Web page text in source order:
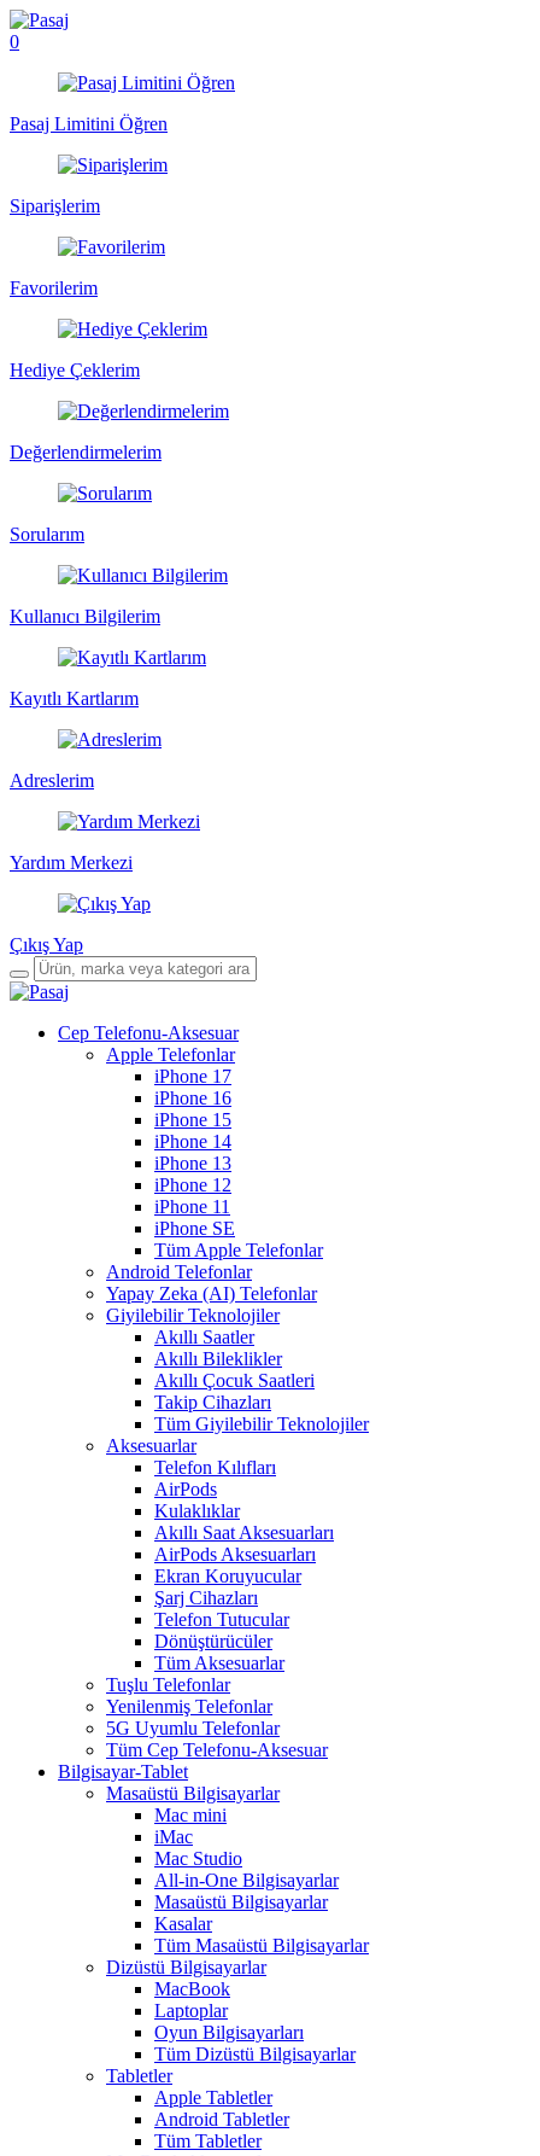
0
Pasaj Limitini Öğren
Siparişlerim
Favorilerim
Hediye Çeklerim
Değerlendirmelerim
Sorularım
Kullanıcı Bilgilerim
Kayıtlı Kartlarım
Adreslerim
Yardım Merkezi
Çıkış Yap
Cep Telefonu-Aksesuar
Apple Telefonlar
iPhone 17
iPhone 16
iPhone 15
iPhone 14
iPhone 13
iPhone 12
iPhone 11
iPhone SE
Tüm Apple Telefonlar
Android Telefonlar
Yapay Zeka (AI) Telefonlar
Giyilebilir Teknolojiler
Akıllı Saatler
Akıllı Bileklikler
Akıllı Çocuk Saatleri
Takip Cihazları
Tüm Giyilebilir Teknolojiler
Aksesuarlar
Telefon Kılıfları
AirPods
Kulaklıklar
Akıllı Saat Aksesuarları
AirPods Aksesuarları
Ekran Koruyucular
Şarj Cihazları
Telefon Tutucular
Dönüştürücüler
Tüm Aksesuarlar
Tuşlu Telefonlar
Yenilenmiş Telefonlar
5G Uyumlu Telefonlar
Tüm Cep Telefonu-Aksesuar
Bilgisayar-Tablet
Masaüstü Bilgisayarlar
Mac mini
iMac
Mac Studio
All-in-One Bilgisayarlar
Masaüstü Bilgisayarlar
Kasalar
Tüm Masaüstü Bilgisayarlar
Dizüstü Bilgisayarlar
MacBook
Laptoplar
Oyun Bilgisayarları
Tüm Dizüstü Bilgisayarlar
Tabletler
Apple Tabletler
Android Tabletler
Tüm Tabletler